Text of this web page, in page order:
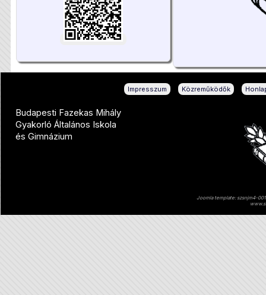
Impresszum Közreműködők
Budapesti Fazekas Mihály
Gyakorló Általános Iskola
és Gimnázium
Joomla template: szsnjm4-